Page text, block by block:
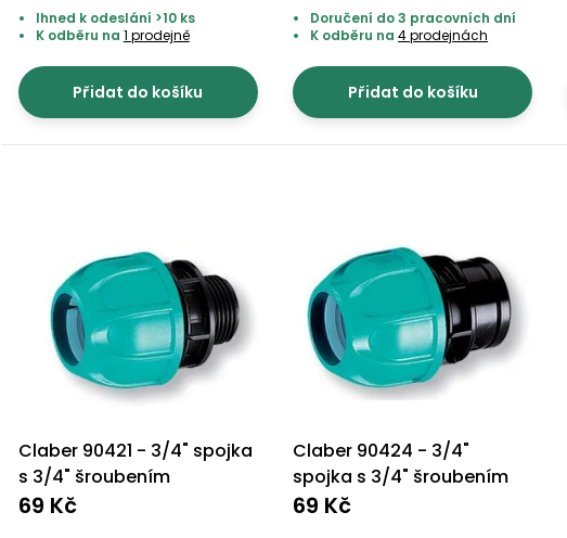
Ihned k odeslání >10 ks
K odběru na 1 prodejně
Přidat do košíku
Doručení do 3 pracovních dní
K odběru na4 prodejnách
Přidat do košíku
Claber 90421 - 3/4" spojka
s 3/4" šroubením
69 Kč
Claber 90424 - 3/4"
spojka s 3/4" šroubením
69 Kč